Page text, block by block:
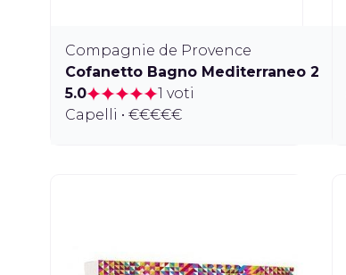
Compagnie de Provence
Cofanetto Bagno Mediterraneo 2
5.0
1 voti
Capelli • €€€€€